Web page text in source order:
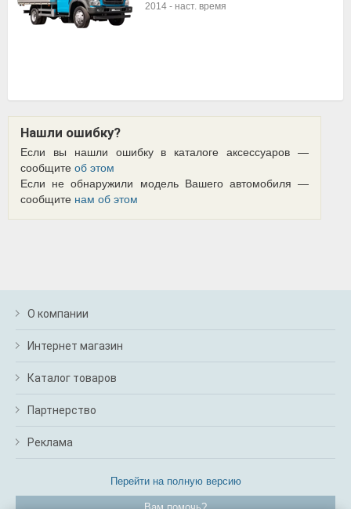
2014 - наст. время
Нашли ошибку?
Если вы нашли ошибку в каталоге аксессуаров —
сообщите об этом
Если не обнаружили модель Вашего автомобиля —
сообщите нам об этом
О компании
Интернет магазин
Каталог товаров
Партнерство
Реклама
Перейти на полную версию